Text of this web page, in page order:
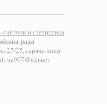
рада
27/25, гаряча лінія:
ua907@ukr.net